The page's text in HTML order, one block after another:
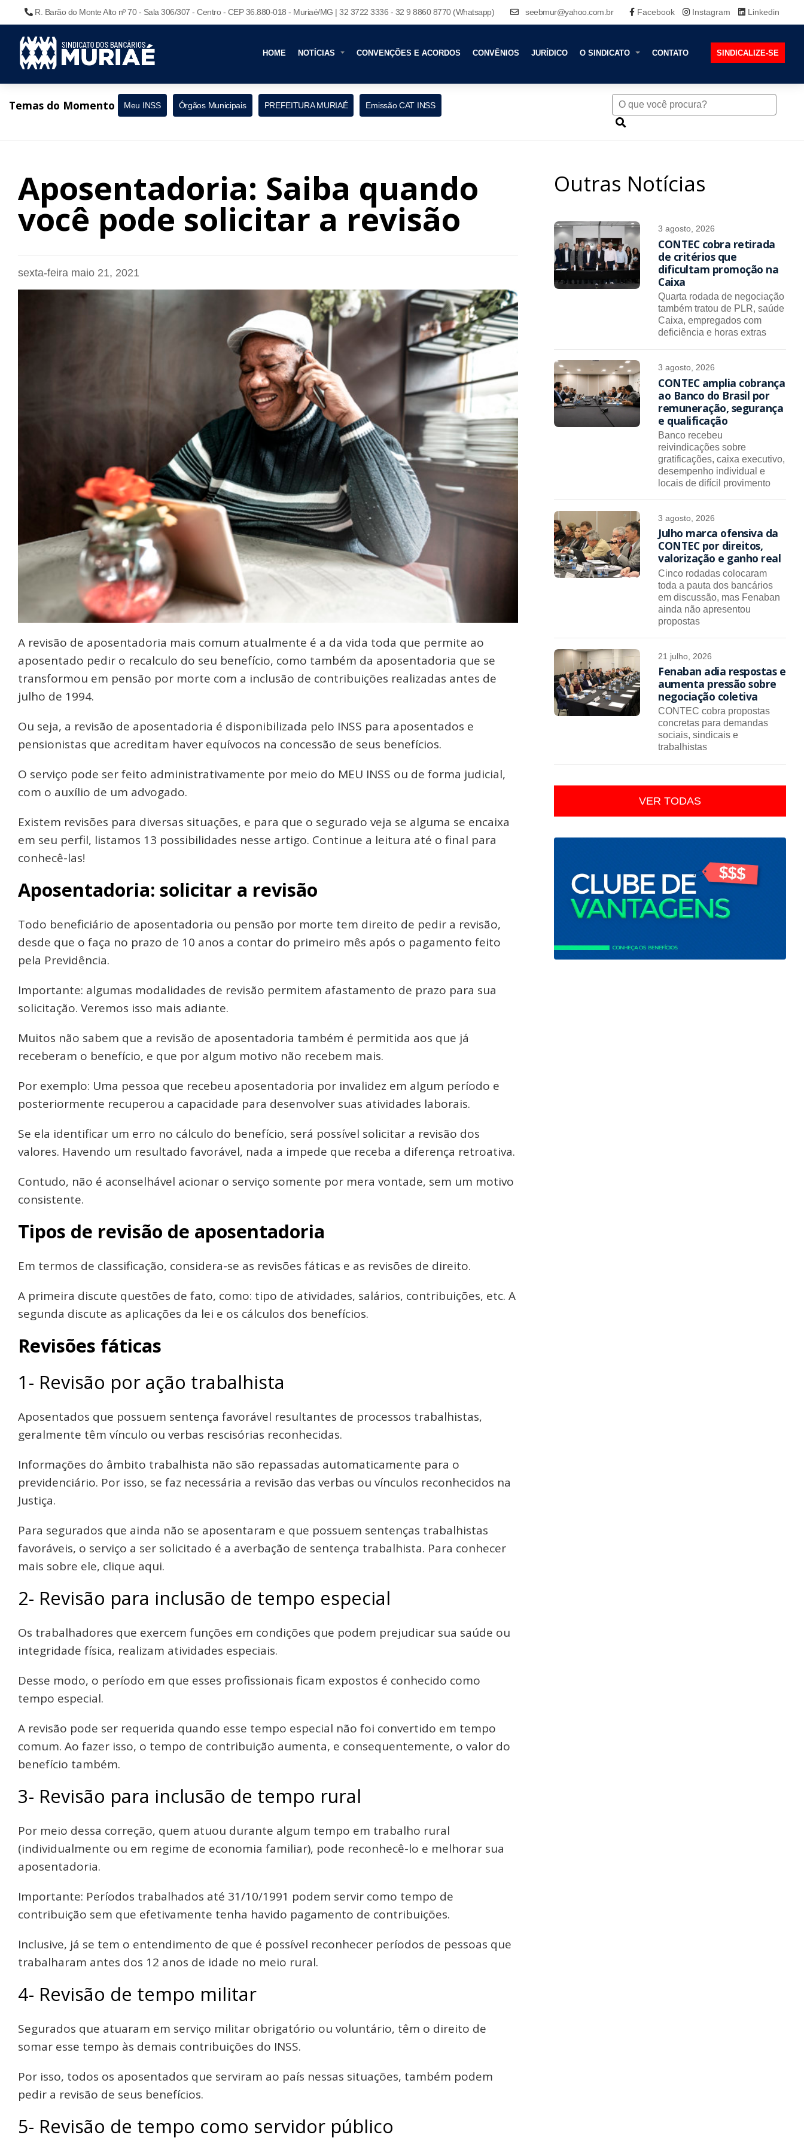
R. Barão do Monte Alto nº 70 - Sala 306/307 - Centro - CEP 36.880-018 - Muriaé/MG | 32 3722 3336 - 32 9 8860 8770 (Whatsapp) seebmur@yahoo.com.br Facebook Instagram Linkedin
HOME NOTÍCIAS CONVENÇÕES E ACORDOS CONVÊNIOS JURÍDICO O SINDICATO CONTATO SINDICALIZE-SE
Temas do Momento Meu INSS Órgãos Municipais PREFEITURA MURIAÉ Emissão CAT INSS
Aposentadoria: Saiba quando
você pode solicitar a revisão
sexta-feira maio 21, 2021
A revisão de aposentadoria mais comum atualmente é a da vida toda que permite ao
aposentado pedir o recalculo do seu benefício, como também da aposentadoria que se
transformou em pensão por morte com a inclusão de contribuições realizadas antes de
julho de 1994.
Ou seja, a revisão de aposentadoria é disponibilizada pelo INSS para aposentados e
pensionistas que acreditam haver equívocos na concessão de seus benefícios.
O serviço pode ser feito administrativamente por meio do MEU INSS ou de forma judicial,
com o auxílio de um advogado.
Existem revisões para diversas situações, e para que o segurado veja se alguma se encaixa
em seu perfil, listamos 13 possibilidades nesse artigo. Continue a leitura até o final para
conhecê-las!
Aposentadoria: solicitar a revisão
Todo beneficiário de aposentadoria ou pensão por morte tem direito de pedir a revisão,
desde que o faça no prazo de 10 anos a contar do primeiro mês após o pagamento feito
pela Previdência.
Importante: algumas modalidades de revisão permitem afastamento de prazo para sua
solicitação. Veremos isso mais adiante.
Muitos não sabem que a revisão de aposentadoria também é permitida aos que já
receberam o benefício, e que por algum motivo não recebem mais.
Por exemplo: Uma pessoa que recebeu aposentadoria por invalidez em algum período e
posteriormente recuperou a capacidade para desenvolver suas atividades laborais.
Se ela identificar um erro no cálculo do benefício, será possível solicitar a revisão dos
valores. Havendo um resultado favorável, nada a impede que receba a diferença retroativa.
Contudo, não é aconselhável acionar o serviço somente por mera vontade, sem um motivo
consistente.
Tipos de revisão de aposentadoria
Em termos de classificação, considera-se as revisões fáticas e as revisões de direito.
A primeira discute questões de fato, como: tipo de atividades, salários, contribuições, etc. A
segunda discute as aplicações da lei e os cálculos dos benefícios.
Revisões fáticas
1- Revisão por ação trabalhista
Aposentados que possuem sentença favorável resultantes de processos trabalhistas,
geralmente têm vínculo ou verbas rescisórias reconhecidas.
Informações do âmbito trabalhista não são repassadas automaticamente para o
previdenciário. Por isso, se faz necessária a revisão das verbas ou vínculos reconhecidos na
Justiça.
Para segurados que ainda não se aposentaram e que possuem sentenças trabalhistas
favoráveis, o serviço a ser solicitado é a averbação de sentença trabalhista. Para conhecer
mais sobre ele, clique aqui.
2- Revisão para inclusão de tempo especial
Os trabalhadores que exercem funções em condições que podem prejudicar sua saúde ou
integridade física, realizam atividades especiais.
Desse modo, o período em que esses profissionais ficam expostos é conhecido como
tempo especial.
A revisão pode ser requerida quando esse tempo especial não foi convertido em tempo
comum. Ao fazer isso, o tempo de contribuição aumenta, e consequentemente, o valor do
benefício também.
3- Revisão para inclusão de tempo rural
Por meio dessa correção, quem atuou durante algum tempo em trabalho rural
(individualmente ou em regime de economia familiar), pode reconhecê-lo e melhorar sua
aposentadoria.
Importante: Períodos trabalhados até 31/10/1991 podem servir como tempo de
contribuição sem que efetivamente tenha havido pagamento de contribuições.
Inclusive, já se tem o entendimento de que é possível reconhecer períodos de pessoas que
trabalharam antes dos 12 anos de idade no meio rural.
4- Revisão de tempo militar
Segurados que atuaram em serviço militar obrigatório ou voluntário, têm o direito de
somar esse tempo às demais contribuições do INSS.
Por isso, todos os aposentados que serviram ao país nessas situações, também podem
pedir a revisão de seus benefícios.
5- Revisão de tempo como servidor público
Outras Notícias
3 agosto, 2026
CONTEC cobra retirada
de critérios que
dificultam promoção na
Caixa
Quarta rodada de negociação
também tratou de PLR, saúde
Caixa, empregados com
deficiência e horas extras
3 agosto, 2026
CONTEC amplia cobrança
ao Banco do Brasil por
remuneração, segurança
e qualificação
Banco recebeu
reivindicações sobre
gratificações, caixa executivo,
desempenho individual e
locais de difícil provimento
3 agosto, 2026
Julho marca ofensiva da
CONTEC por direitos,
valorização e ganho real
Cinco rodadas colocaram
toda a pauta dos bancários
em discussão, mas Fenaban
ainda não apresentou
propostas
21 julho, 2026
Fenaban adia respostas e
aumenta pressão sobre
negociação coletiva
CONTEC cobra propostas
concretas para demandas
sociais, sindicais e
trabalhistas
VER TODAS